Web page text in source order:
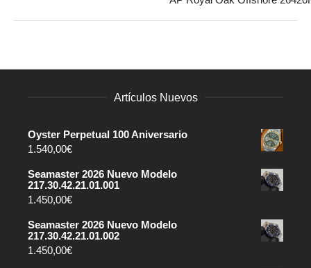
Artículos Nuevos
Oyster Perpetual 100 Aniversario
1.540,00€
Seamaster 2026 Nuevo Modelo
217.30.42.21.01.001
1.450,00€
Seamaster 2026 Nuevo Modelo
217.30.42.21.01.002
1.450,00€